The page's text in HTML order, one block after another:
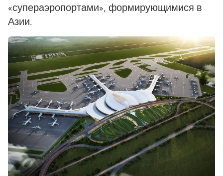
«супераэропортами», формирующимися в
Азии.